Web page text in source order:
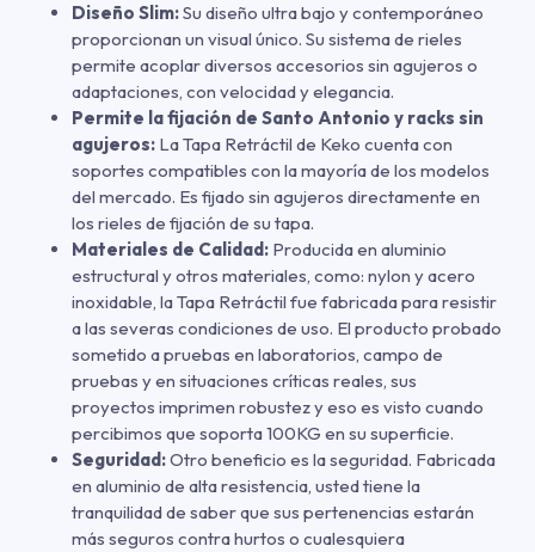
Diseño Slim:Su diseño ultra bajo y contemporáneo
proporcionan un visual único. Su sistema de rieles
permite acoplar diversos accesorios sin agujeros o
adaptaciones, con velocidad y elegancia.
Permite la fijación de Santo Antonio y racks sin
agujeros: La Tapa Retráctil de Keko cuenta con
soportes compatibles con la mayoría de los modelos
del mercado. Es fijado sin agujeros directamente en
los rieles de fijación de su tapa.
Materiales de Calidad: Producida en aluminio
estructural y otros materiales, como: nylon y acero
inoxidable, la Tapa Retráctil fue fabricada para resistir
a las severas condiciones de uso. El producto probado
sometido a pruebas en laboratorios, campo de
pruebas y en situaciones críticas reales, sus
proyectos imprimen robustez y eso es visto cuando
percibimos que soporta 100KG en su superficie.
Seguridad:Otro beneficio es la seguridad. Fabricada
en aluminio de alta resistencia, usted tiene la
tranquilidad de saber que sus pertenencias estarán
más seguros contra hurtos o cualesquiera